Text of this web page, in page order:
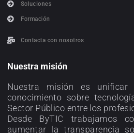
Soluciones
Formación
Contacta con nosotros
Nuestra misión
Nuestra misión es unificar
conocimiento sobre
Sector Público entre los
Desde ByTIC trabajamos
aumentar la transparencia